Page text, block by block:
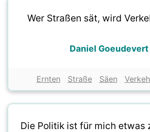
Wer Straßen sät, wird
Daniel Goeudevert
Ernten Straße Säen
Die Politik ist für mich etwas